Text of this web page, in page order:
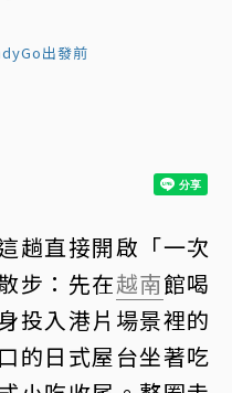
出發前
趟直接開啟「一次
步：先在越南館喝
投入港片場景裡的
的日式屋台坐著吃